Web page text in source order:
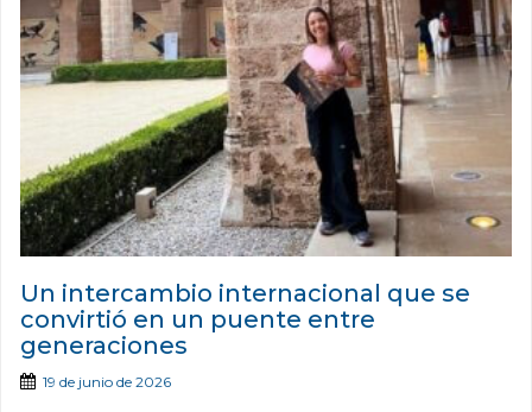
Un intercambio internacional que se
convirtió en un puente entre
generaciones
19 de junio de 2026